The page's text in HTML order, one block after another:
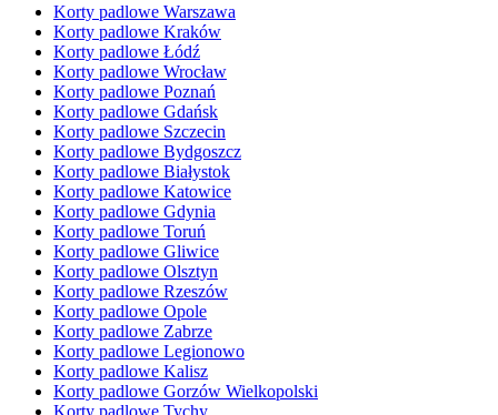
Korty padlowe Warszawa
Korty padlowe Kraków
Korty padlowe Łódź
Korty padlowe Wrocław
Korty padlowe Poznań
Korty padlowe Gdańsk
Korty padlowe Szczecin
Korty padlowe Bydgoszcz
Korty padlowe Białystok
Korty padlowe Katowice
Korty padlowe Gdynia
Korty padlowe Toruń
Korty padlowe Gliwice
Korty padlowe Olsztyn
Korty padlowe Rzeszów
Korty padlowe Opole
Korty padlowe Zabrze
Korty padlowe Legionowo
Korty padlowe Kalisz
Korty padlowe Gorzów Wielkopolski
Korty padlowe Tychy